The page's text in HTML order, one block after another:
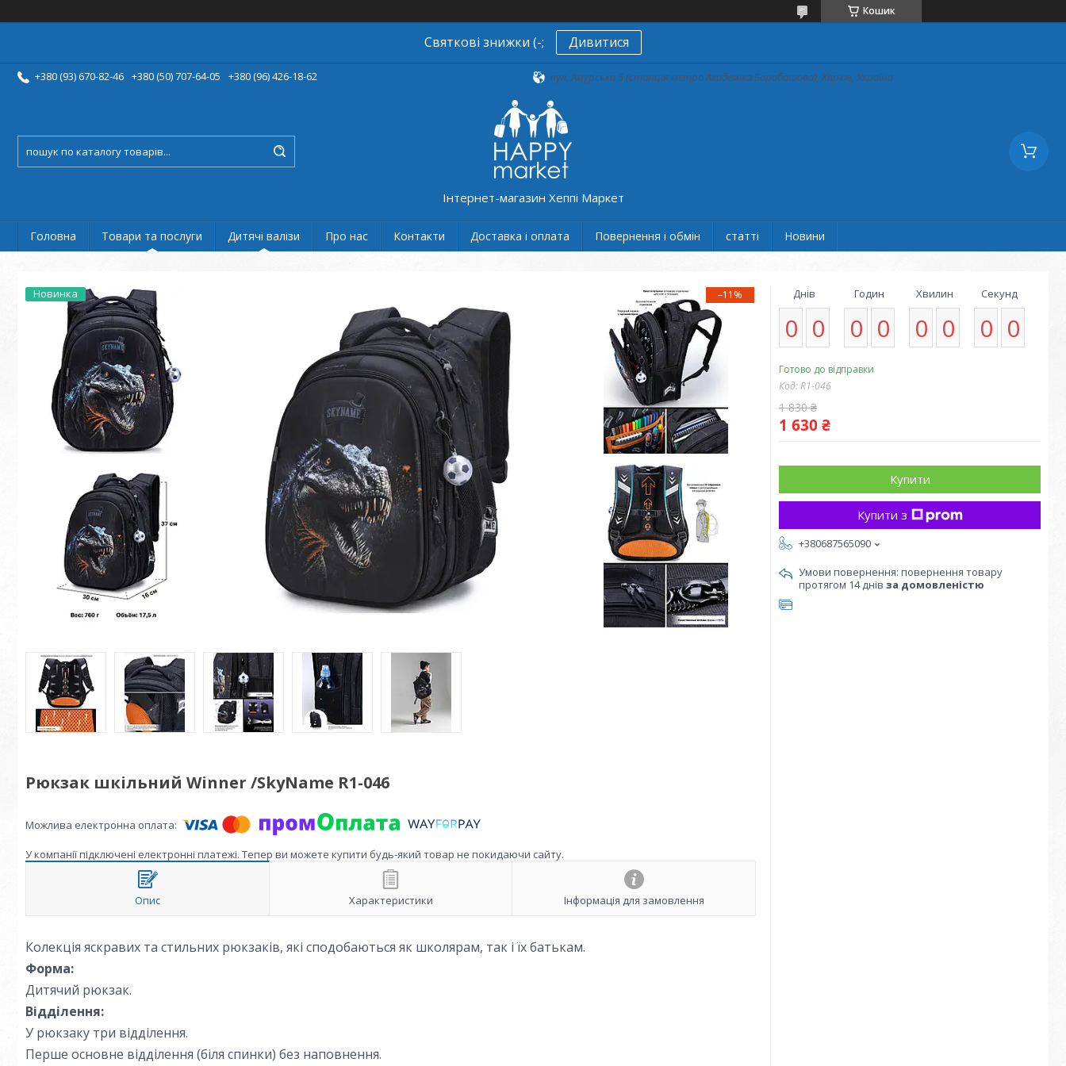
Кошик
Святкові знижки (-; Дивитися
+380 (93) 670-82-46 +380 (50) 707-64-05 +380 (96) 426-18-62 вул. Амурська 5 (станція метро Академіка Барабашова), Харків, Україна
Інтернет-магазин Хеппі Маркет
Головна Товари та послуги Дитячі валізи Про нас Контакти Доставка і оплата Повернення і обмін статті Новини
Новинка –11%
Рюкзак шкільний Winner /SkyName R1-046
У компанії підключені електронні платежі. Тепер ви можете купити будь-який товар не покидаючи сайту.
Опис Характеристики Інформація для замовлення
Колекція яскравих та стильних рюкзаків, які сподобаються як школярам, так і їх батькам.
Форма:
Дитячий рюкзак.
Відділення:
У рюкзаку три відділення.
Перше основне відділення (біля спинки) без наповнення.
Днів
0 0
Годин
0 0
Хвилин
0 0
Секунд
0 0
Готово до відправки
Код:R1-046
1 830 ₴
1 630 ₴
Купити
Купити з
+380687565090
повернення товару
протягом 14 днів за домовленістю